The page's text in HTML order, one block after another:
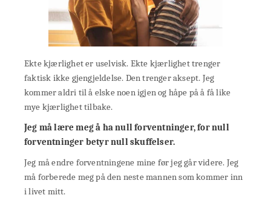
Ekte kjærlighet er uselvisk. Ekte kjærlighet trenger
faktisk ikke gjengjeldelse. Den trenger aksept. Jeg
kommer aldri til å elske noen igjen og håpe på å få like
mye kjærlighet tilbake.
Jeg må lære meg å ha null forventninger, for null
forventninger betyr null skuffelser.
Jeg må endre forventningene mine før jeg går videre. Jeg
må forberede meg på den neste mannen som kommer inn
i livet mitt.